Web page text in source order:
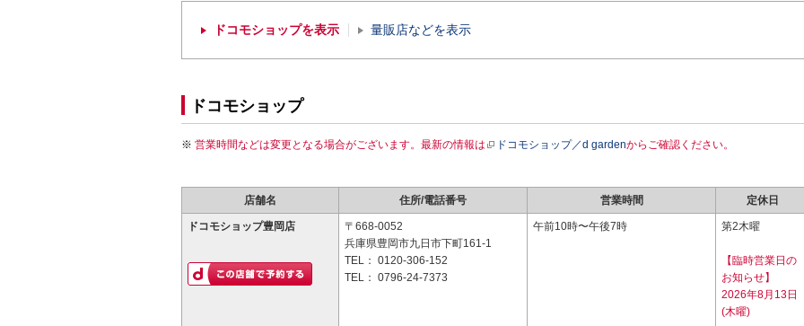
ドコモショップを表示 量販店などを表示
ドコモショップ
営業時間などは変更となる場合がございます。最新の情報は ドコモショップ／d gardenからご確認ください。
店舗名 住所/電話番号 営業時間 定休日
ドコモショップ豊岡店
〒668-0052
兵庫県豊岡市九日市下町161-1
TEL： 0120-306-152
TEL： 0796-24-7373
午前10時〜午後7時 第2木曜
【臨時営業日の
お知らせ】
2026年8月13日
(木曜)